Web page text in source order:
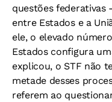
questões federativas
entre Estados e a
ele, o elevado
Estados configura
explicou, o STF não
metade desses
referem ao